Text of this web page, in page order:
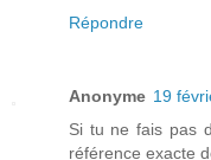
Répondre
Anonyme 19
Si tu ne fais pas
référence exacte